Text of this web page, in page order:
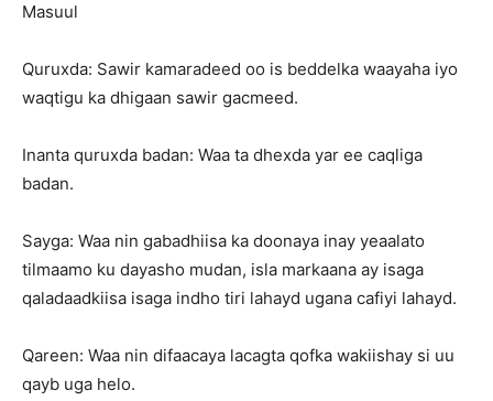
Masuul
Quruxda: Sawir kamaradeed oo is beddelka waayaha iyo
waqtigu ka dhigaan sawir gacmeed.
Inanta quruxda badan: Waa ta dhexda yar ee caqliga
badan.
Sayga: Waa nin gabadhiisa ka doonaya inay yeaalato
tilmaamo ku dayasho mudan, isla markaana ay isaga
qaladaadkiisa isaga indho tiri lahayd ugana cafiyi lahayd.
Qareen: Waa nin difaacaya lacagta qofka wakiishay si uu
qayb uga helo.